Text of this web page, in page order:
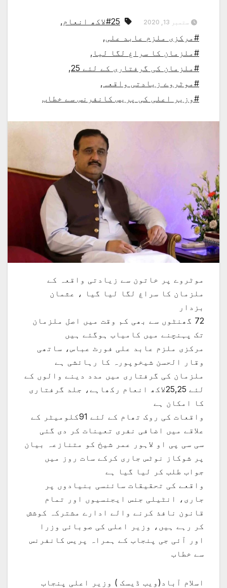
ستمبر 13, 2020 #25لاکھ انعام
,
#مرکزی ملزم عابد علی,
#ملزمان کا سراغ لگا لیا ,
#ملزمان کی گرفتاری کے لئے 25
,
#موٹروے زیادتی واقعہ ,
#وزیر اعلی کی پریس کانفرنس سے خطاب
موٹروے پر خاتون سے زیادتی واقعہ کے
ملزمان کا سراغ لگا لیا گیا ، عثمان
بزدار
72 گھنٹوں سے بھی کم وقت میں اصل ملزمان
تک پہنچنے میں کامیاب ہوگئے ہیں
مرکزی ملزم عابد علی فورٹ عباس، ساتھی
وقار الحسن شیخوپورہ کا رہائشی ہے
ملزمان کی گرفتاری میں مدد دینے والوں کے
لئے 25,25لاکھ انعام رکھاہے، جلد گرفتاری
کا امکان ہے
واقعات کی روک تھام کے لئے 91کلومیٹر کے
علاقے میں اضافی نفری تعینات کر دی گئی
سی سی پی او لاہور عمر شیخ کو متنازعہ بیان
پر شوکاز نوٹس جاری کرکے سات روز میں
جواب طلب کر لیا گیا ہے
واقعے کی تحقیقات سائنسی بنیادوں پر
جاری، انٹیلی جنس ایجنسیوں اور تمام
قانون نافذ کرنے والے ادارے مشترکہ کوشش
کر رہے ہیں، وزیر اعلی کی صوبائی وزرا
اور آئی جی پنجاب کے ہمراہ پریس کانفرنس
سے خطاب
اسلام آباد(ویب ڈیسک ) وزیر اعلی پنجاب